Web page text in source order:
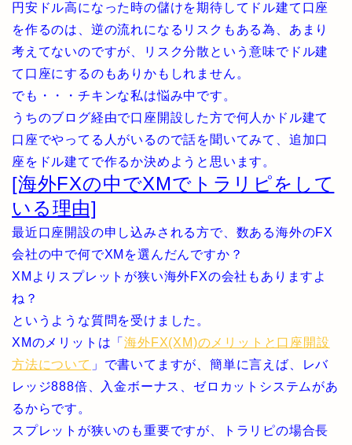
円安ドル高になった時の儲けを期待してドル建て口座
を作るのは、逆の流れになるリスクもある為、あまり
考えてないのですが、リスク分散という意味でドル建
て口座にするのもありかもしれません。
でも・・・チキンな私は悩み中です。
うちのブログ経由で口座開設した方で何人かドル建て
口座でやってる人がいるので話を聞いてみて、追加口
座をドル建てで作るか決めようと思います。
[海外FXの中でXMでトラリピをして
いる理由]
最近口座開設の申し込みされる方で、数ある海外のFX
会社の中で何でXMを選んだんですか？
XMよりスプレットが狭い海外FXの会社もありますよ
ね？
というような質問を受けました。
XMのメリットは「海外FX(XM)のメリットと口座開設
方法について 」で書いてますが、簡単に言えば、レバ
レッジ888倍、入金ボーナス、ゼロカットシステムがあ
るからです。
スプレットが狭いのも重要ですが、トラリピの場合長